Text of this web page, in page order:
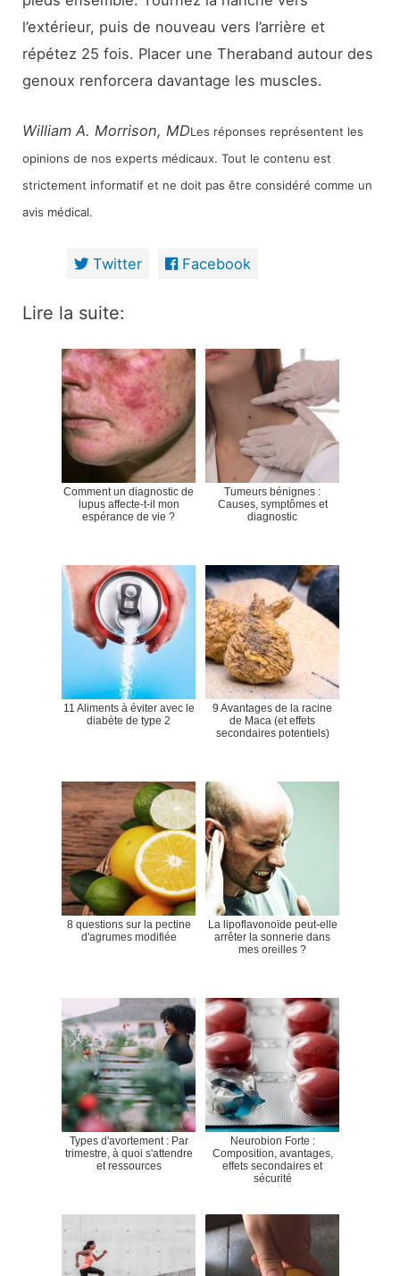
l’extérieur, puis de nouveau vers l’arrière et
répétez 25 fois. Placer une Theraband autour des
genoux renforcera davantage les muscles.
William A. Morrison, MDLes réponses représentent les
opinions de nos experts médicaux. Tout le contenu est
strictement informatif et ne doit pas être considéré comme un
avis médical.
Twitter Facebook
Lire la suite:
Comment un diagnostic de
lupus affecte-t-il mon
espérance de vie ?
Tumeurs bénignes :
Causes, symptômes et
diagnostic
11 Aliments à éviter avec le
diabète de type 2
9 Avantages de la racine
de Maca (et effets
secondaires potentiels)
8 questions sur la pectine
d'agrumes modifiée
La lipoflavonoïde peut-elle
arrêter la sonnerie dans
mes oreilles ?
Types d'avortement : Par
trimestre, à quoi s'attendre
et ressources
Neurobion Forte :
Composition, avantages,
effets secondaires et
sécurité